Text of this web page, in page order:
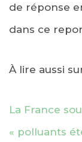
de réponse
dans ce
À lire aussi
La France
« polluants